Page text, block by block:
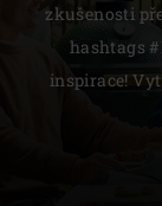
zkušenosti
hashtags
inspirace!